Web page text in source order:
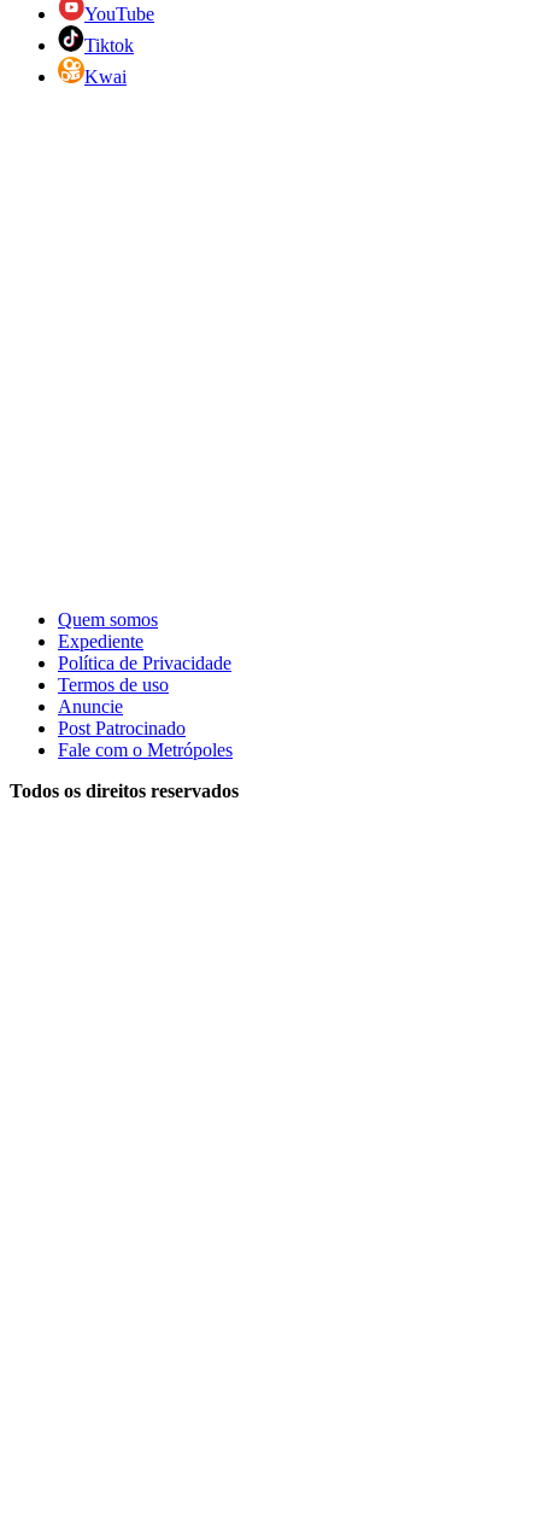
YouTube
Tiktok
Kwai
Quem somos
Expediente
Política de Privacidade
Termos de uso
Anuncie
Post Patrocinado
Fale com o Metrópoles
Todos os direitos reservados